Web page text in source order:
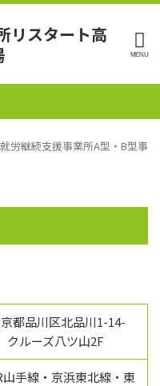
労継続支援事業所A型・B型事
都品川区北品川1-14-
ルーズ八ツ山2F
山手線・京浜東北線・東